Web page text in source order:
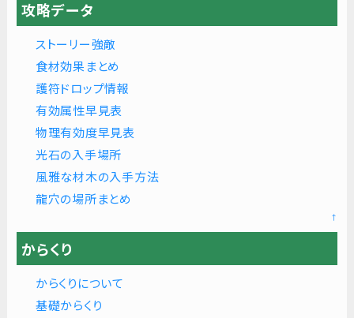
攻略データ
ストーリー強敵
食材効果まとめ
護符ドロップ情報
有効属性早見表
物理有効度早見表
光石の入手場所
風雅な材木の入手方法
龍穴の場所まとめ
↑
からくり
からくりについて
基礎からくり